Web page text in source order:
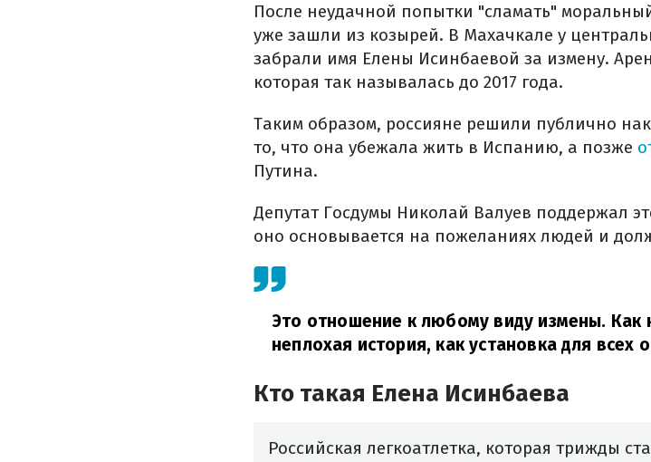
После неудачной попытки "сламать"
уже зашли из козырей. В Махачкале у
забрали имя Елены Исинбаевой за измену.
которая так называлась до 2017 года.
Таким образом, россияне решили публично
то, что она убежала жить в Испанию, а позже
Путина.
Депутат Госдумы Николай Валуев поддержал
оно основывается на пожеланиях людей и
Это отношение к любому виду измены. Как
неплохая история, как установка для всех
Кто такая Елена Исинбаева
Российская легкоатлетка, которая трижды